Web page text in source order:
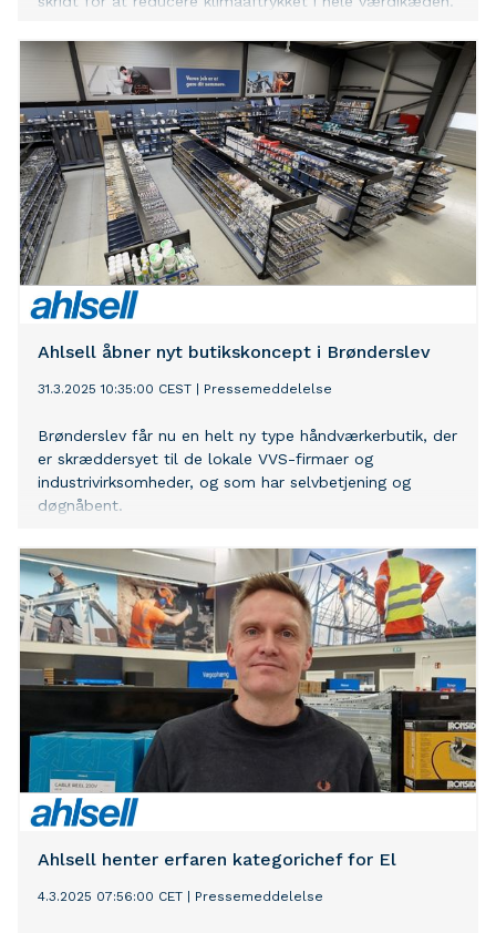
Ahlsell åbner nyt butikskoncept i Brønderslev
31.3.2025 10:35:00 CEST Pressemeddelelse
Brønderslev får nu en helt ny type håndværkerbutik, der
er skræddersyet til de lokale VVS-firmaer og
industrivirksomheder, og som har selvbetjening og
døgnåbent.
Ahlsell henter erfaren kategorichef for El
4.3.2025 07:56:00 CET Pressemeddelelse